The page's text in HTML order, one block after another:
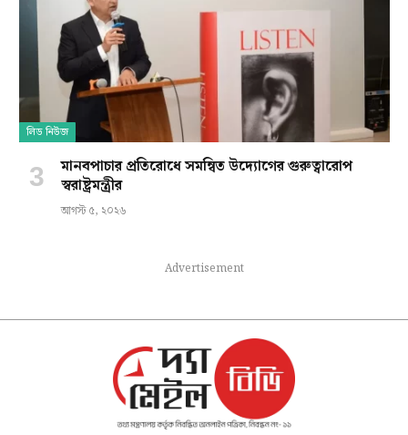
লিড নিউজ
মানবপাচার প্রতিরোধে সমন্বিত উদ্যোগের গুরুত্বারোপ
স্বরাষ্ট্রমন্ত্রীর
আগস্ট ৫, ২০২৬
Advertisement